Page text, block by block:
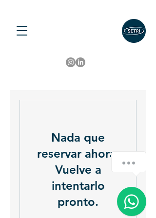
Nada que
reservar ahora.
Vuelve a
intentarlo
pronto.